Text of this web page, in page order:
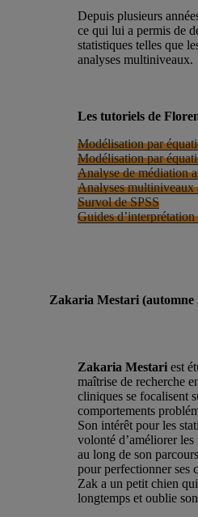
Depuis plusieurs
ce qui lui a permis de
statistiques telles que
analyses multiniveaux.
Les tutoriels de
Modélisation par
Modélisation par
Analyse de médiation
Analyses multiniveaux
Survol de SPSS
Guides d’interprétation
Zakaria Mestari (automne
Zakaria Mestari est
maîtrise de recherche
cliniques se focalisent
comportements
Son intérêt pour les
volonté d’améliorer
au long de son
pour perfectionner ses
Zak a un petit chien
longtemps et oublie